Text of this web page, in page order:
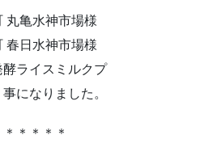
丸亀水神市場様
春日水神市場様
ライスミルクプ
になりました。
＊＊＊＊